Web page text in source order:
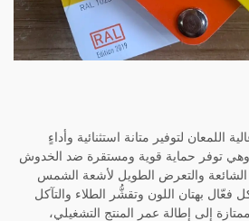
اللمعان لتوفير متانة استثنائية وأداءٍ
توفر حماية قوية ومستقرة ضد الخدوش
الشائعة والتعرض الطويل لأشعة الشمس
فعّال بهتان اللون وتقشُّر الطلاء والتآكل
إلى إطالة عمر المنتج التشغيلي،